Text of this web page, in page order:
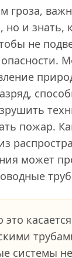
гроза,
но и знать,
не
пожар.
может
это
системы